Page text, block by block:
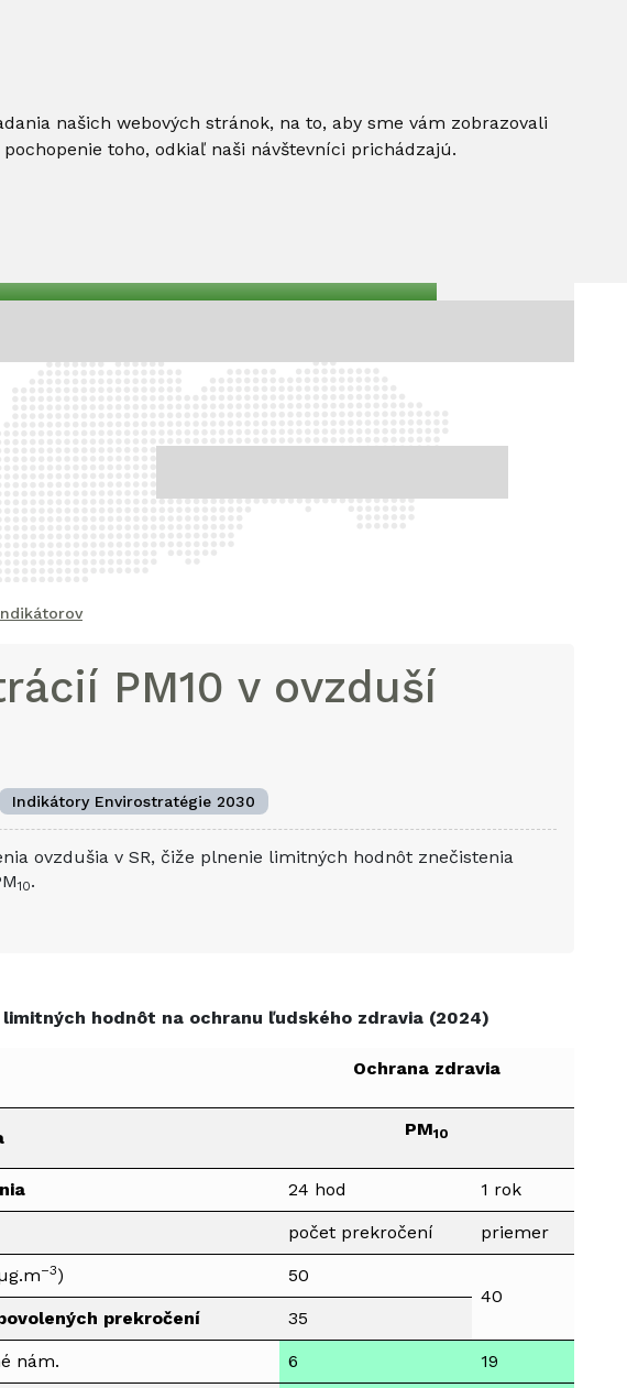
našich webových stránok, na to, aby sme vám zobrazovali
toho, odkiaľ naši návštevníci prichádzajú.
PM10 v ovzduší
Indikátory Envirostratégie 2030
ovzdušia v SR, čiže plnenie limitných hodnôt znečistenia
10.
hodnôt na ochranu ľudského zdravia (2024)
Ochrana zdravia
PM10
24 hod 1 rok
počet prekročení priemer
–3)
50
40
prekročení
35
nám. 6 19